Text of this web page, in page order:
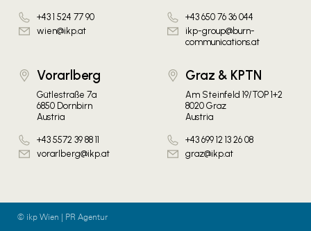
+43 1 524 77 90
wien@ikp.at
+43 650 76 36 044
ikp-group@burn-
communications.at
Vorarlberg
Gütlestraße 7a
6850 Dornbirn
Austria
+43 5572 39 88 11
vorarlberg@ikp.at
Graz & KPTN
Am Steinfeld 19/TOP 1+2
8020 Graz
Austria
+43 699 12 13 26 08
graz@ikp.at
© ikp Wien | PR Agentur